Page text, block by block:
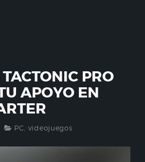
PRO
APOYO EN
PC videojuegos